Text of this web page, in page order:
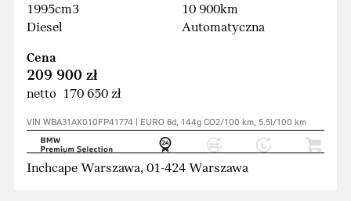
1995cm3
Diesel
10 900km
Automatyczna
Cena
209 900 zł
netto 170 650 zł
VIN WBA31AX010FP41774 | EURO 6d, 144g CO2/100 km, 5.5l/100 km
Inchcape Warszawa, 01-424 Warszawa